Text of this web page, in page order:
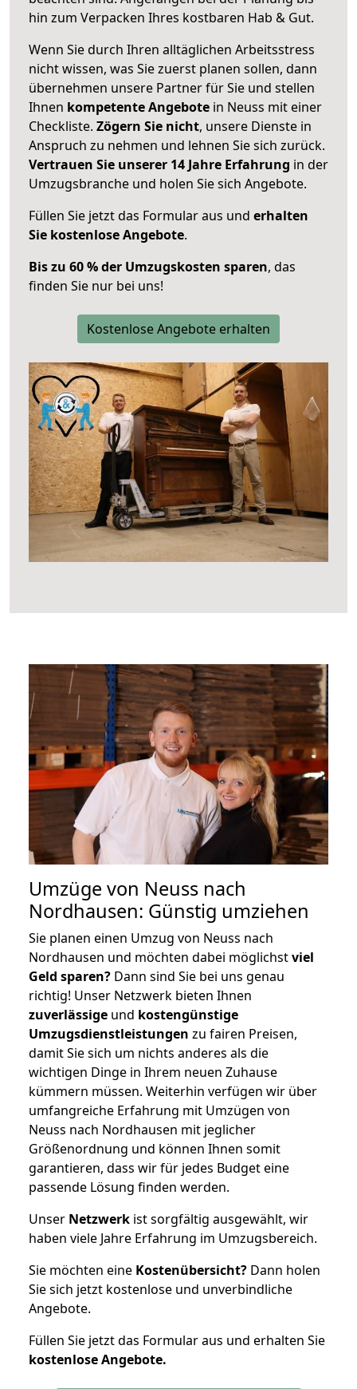
hin zum Verpacken Ihres kostbaren Hab & Gut.
Wenn Sie durch Ihren alltäglichen Arbeitsstress
nicht wissen, was Sie zuerst planen sollen, dann
übernehmen unsere Partner für Sie und stellen
Ihnen kompetente Angebote in Neuss mit einer
Checkliste. Zögern Sie nicht, unsere Dienste in
Anspruch zu nehmen und lehnen Sie sich zurück.
Vertrauen Sie unserer 14 Jahre Erfahrung in der
Umzugsbranche und holen Sie sich Angebote.
Füllen Sie jetzt das Formular aus und erhalten
Sie kostenlose Angebote.
Bis zu 60 % der Umzugskosten sparen, das
finden Sie nur bei uns!
Kostenlose Angebote erhalten
Umzüge von Neuss nach
Nordhausen: Günstig umziehen
Sie planen einen Umzug von Neuss nach
Nordhausen und möchten dabei möglichstviel
Geld sparen? Dann sind Sie bei uns genau
richtig! Unser Netzwerk bieten Ihnen
zuverlässige und kostengünstige
Umzugsdienstleistungen zu fairen Preisen,
damit Sie sich um nichts anderes als die
wichtigen Dinge in Ihrem neuen Zuhause
kümmern müssen. Weiterhin verfügen wir über
umfangreiche Erfahrung mit Umzügen von
Neuss nach Nordhausen mit jeglicher
Größenordnung und können Ihnen somit
garantieren, dass wir für jedes Budget eine
passende Lösung finden werden.
Unser Netzwerk ist sorgfältig ausgewählt, wir
haben viele Jahre Erfahrung im Umzugsbereich.
Sie möchten eine Kostenübersicht? Dann holen
Sie sich jetzt kostenlose und unverbindliche
Angebote.
Füllen Sie jetzt das Formular aus und erhalten Sie
kostenloseAngebote.